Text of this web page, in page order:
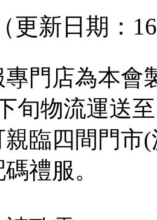
更新日期：
門店為本會
旬物流運送
臨四間門市
禮服。